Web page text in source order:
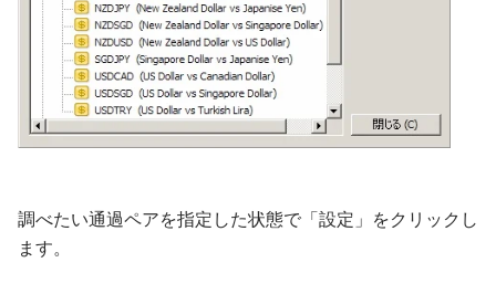
調べたい通過ペアを指定した状態で「設定」をクリックし
ます。